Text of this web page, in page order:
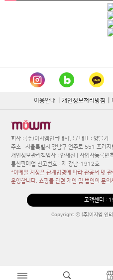
이용안내 개인정보처리방침
회사 : (주)이지엠인터내셔널 / 대표 : 양을기
주소 : 서울특별시 강남구 언주로 551 프라
개인정보관리책임자 : 안재진 | 사업자등록
통신판매업 신고번호 : 제 강남-1912호
*이메일 계정은 관계법령에 따라 관공서 및
운영합니다. 쇼핑몰 관련 개인 및 법인의 문
고객센터 :
Copyright ⓒ (주)이지엠 인